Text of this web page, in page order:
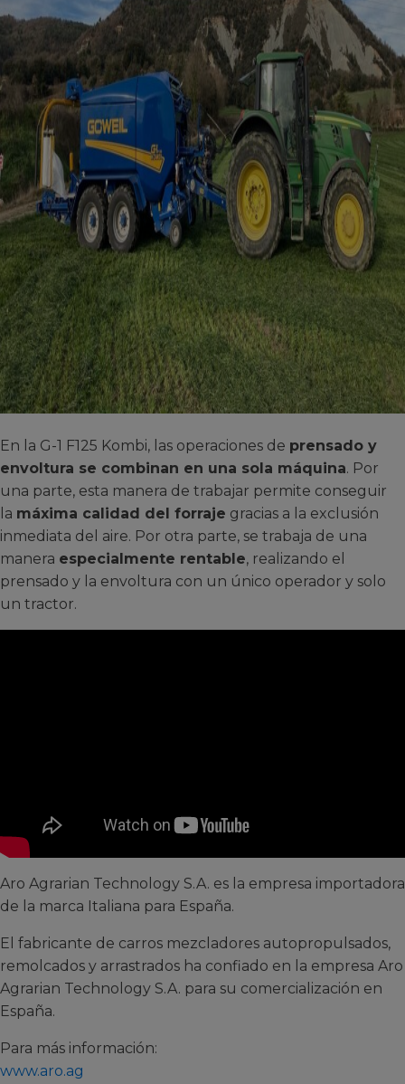
En la G-1 F125 Kombi, las operaciones de prensado y
envoltura se combinan en una sola máquina. Por
una parte, esta manera de trabajar permite conseguir
la máxima calidad del forraje gracias a la exclusión
inmediata del aire. Por otra parte, se trabaja de una
manera especialmente rentable, realizando el
prensado y la envoltura con un único operador y solo
un tractor.
Aro Agrarian Technology S.A. es la empresa importadora
de la marca Italiana para España.
El fabricante de carros mezcladores autopropulsados,
remolcados y arrastrados ha confiado en la empresa Aro
Agrarian Technology S.A. para su comercialización en
España.
Para más información:
www.aro.ag